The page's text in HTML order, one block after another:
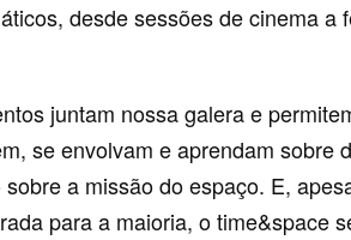
desde sessões de cinema a
juntam nossa galera e
se envolvam e aprendam sobre
a missão do espaço. E,
para a maioria, o time&space